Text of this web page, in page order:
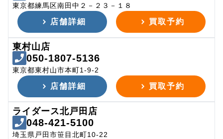
東京都練馬区南田中２－２３－１８
店舗詳細 買取予約
東村山店
050-1807-5136
東京都東村山市本町1-9-2
店舗詳細 買取予約
ライダース北戸田店
048-421-5100
埼玉県戸田市笹目北町10-22